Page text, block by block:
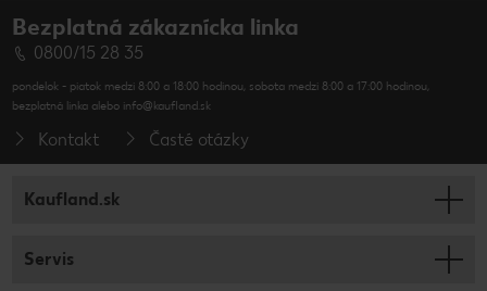
Bezplatná zákaznícka linka
0800/15 28 35
pondelok - piatok medzi 8:00 a 18:00 hodinou, sobota medzi 8:00 a 17:00 hodinou,
bezplatná linka alebo info@kaufland.sk
Kontakt Časté otázky
Kaufland.sk
Servis